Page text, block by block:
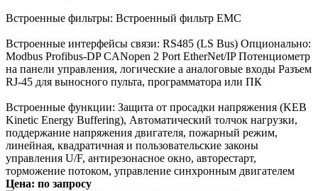
Встроенные фильтры: Встроенный фильтр EMC
Встроенные интерфейсы связи: RS485 (LS Bus) Опционально:
Modbus Profibus-DP CANopen 2 Port EtherNet/IP Потенциометр
на панели управления, логические а аналоговые входы Разъем
RJ-45 для выносного пульта, программатора или ПК
Встроенные функции: Защита от просадки напряжения (KEB
Kinetic Energy Buffering), Автоматический толчок нагрузки,
поддержание напряжения двигателя, пожарный режим,
линейная, квадратичная и пользовательские законы
управления U/F, антирезонасное окно, авторестарт,
торможение потоком, управление синхронным двигателем
Цена: по запросу